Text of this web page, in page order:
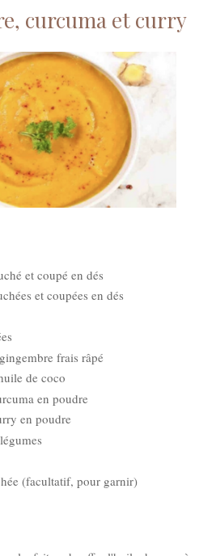
curcuma et curry
et coupé en dés
et coupées en dés
frais râpé
de coco
en poudre
en poudre
(facultatif, pour garnir)